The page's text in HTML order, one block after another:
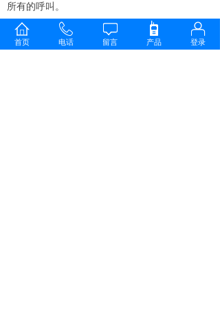
所有的呼叫。
系统组成为了提高地铁工作人员的工作效率，满
足地铁工作人员的日常应急指挥通信，提高用户
首页 电话 留言 产品 登录